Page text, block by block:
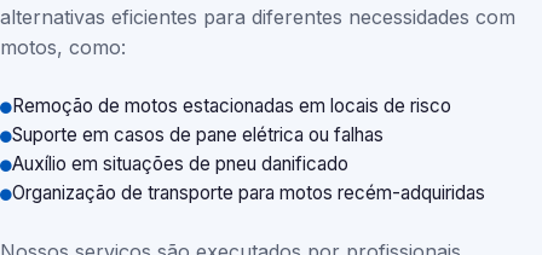
alternativas eficientes para diferentes necessidades com
motos, como:
Remoção de motos estacionadas em locais de risco
Suporte em casos de pane elétrica ou falhas
Auxílio em situações de pneu danificado
Organização de transporte para motos recém-adquiridas